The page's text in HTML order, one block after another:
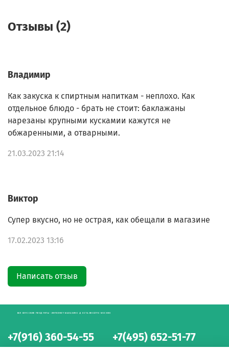
Отзывы (2)
Владимир
Как закуска к спиртным напиткам - неплохо. Как
отдельное блюдо - брать не стоит: баклажаны
нарезаны крупными кускамии кажутся не
обжаренными, а отварными.
21.03.2023 21:14
Виктор
Супер вкусно, но не острая, как обещали в магазине
17.02.2023 13:16
Написать отзыв
+7(916) 360-54-55 +7(495) 652-51-77
БЕЛОРУССКИЕ ПРОДУКТЫ - ИНТЕРНЕТ-МАГАЗИН С ДОСТАВКОЙ ПО МОСКВЕ